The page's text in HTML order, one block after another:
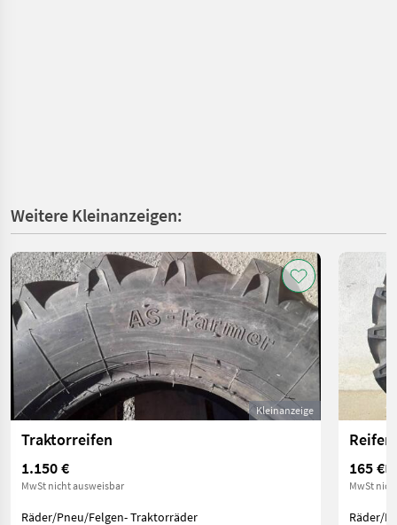
Weitere Kleinanzeigen:
Kleinanzeige
Traktorreifen
1.150 €
MwSt nicht ausweisbar
Räder/Pneu/Felgen- Traktorräder
Reifen
165 €
MwSt
Räder/